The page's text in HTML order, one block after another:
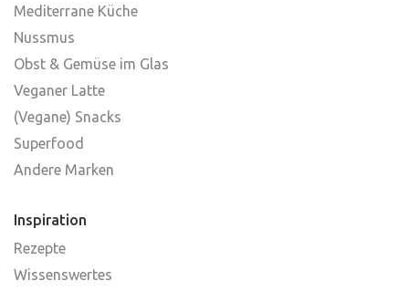
Mediterrane Küche
Nussmus
Obst & Gemüse im Glas
Veganer Latte
(Vegane) Snacks
Superfood
Andere Marken
Inspiration
Rezepte
Wissenswertes